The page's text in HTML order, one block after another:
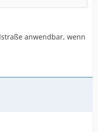
anwendbar, wenn